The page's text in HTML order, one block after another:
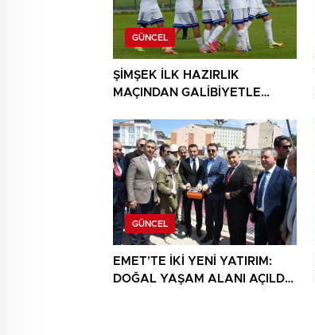
GÜNCEL
ŞİMŞEK İLK HAZIRLIK
MAÇINDAN GALİBİYETLE
GÜNCEL
EMET’TE İKİ YENİ YATIRIM:
DOĞAL YAŞAM ALANI AÇILDI,